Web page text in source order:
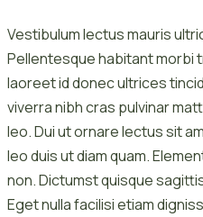
Vestibulum lectus mauris
Pellentesque habitant morbi
laoreet id donec ultrices
viverra nibh cras pulvinar
leo. Dui ut ornare lectus sit
leo duis ut diam quam.
non. Dictumst quisque
Eget nulla facilisi etiam